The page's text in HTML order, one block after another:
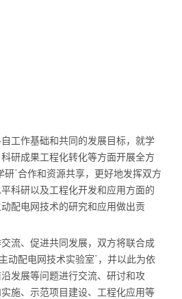
工作基础和共同的发展目标，就学
研成果工程化转化等方面开展全方
研”合作和资源共享，更好地发挥双方
科研以及工程化开发和应用方面的
配电网技术的研究和应用做出贡
流、促进共同发展，双方将联合成
动配电网技术实验室”，并以此为依
发展等问题进行交流、研讨和攻
施、示范项目建设、工程化应用等